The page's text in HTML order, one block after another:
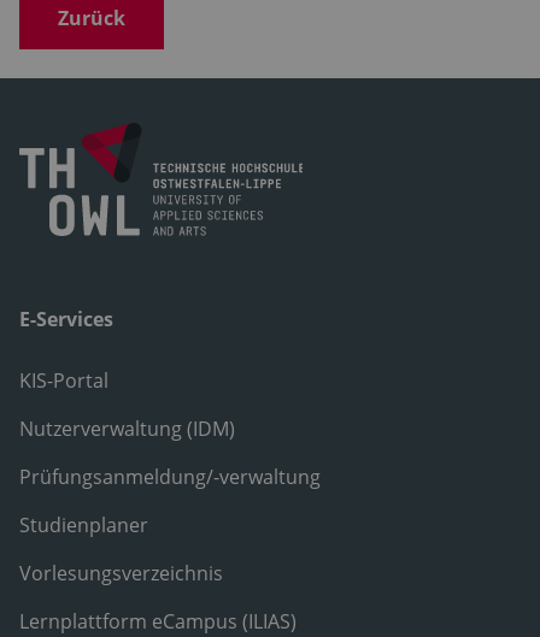
Zurück
E-Services
KIS-Portal
Nutzerverwaltung (IDM)
Prüfungsanmeldung/-verwaltung
Studienplaner
Vorlesungsverzeichnis
Lernplattform eCampus (ILIAS)